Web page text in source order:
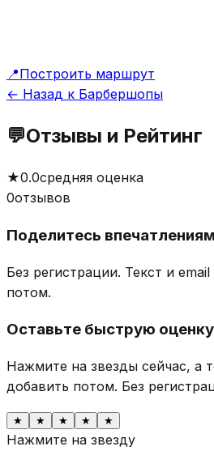
📍Построить маршрут
← Назад к Барбершопы
💬Отзывы и Рейтинг
★0.0средняя оценка
0отзывов
Поделитесь
Без регистрации. Текст и
потом.
Оставьте быструю оценку
Нажмите на звезды сейчас, а
добавить потом. Без
★ ★ ★ ★ ★
Нажмите на звезду